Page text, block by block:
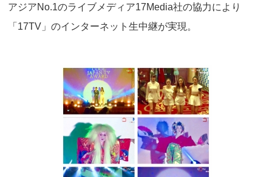
アジアNo.1のライブメディア17Media社の協力により
「17TV」のインターネット生中継が実現。